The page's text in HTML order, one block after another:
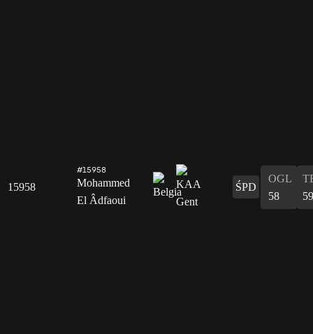
15958
#15958
Mohammed
El Âdfaoui
ŚPD
OGL
58
59